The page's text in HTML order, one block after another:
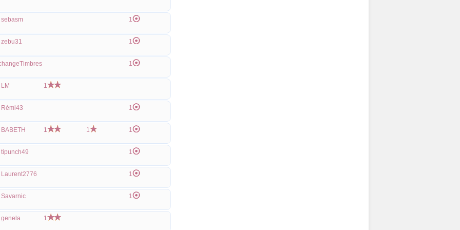
sebasm 1
zebu31 1
1
LM 1
Rémi43 1
BABETH 1 1 1
tipunch49 1
Laurent2776 1
Savarnic 1
genela 1